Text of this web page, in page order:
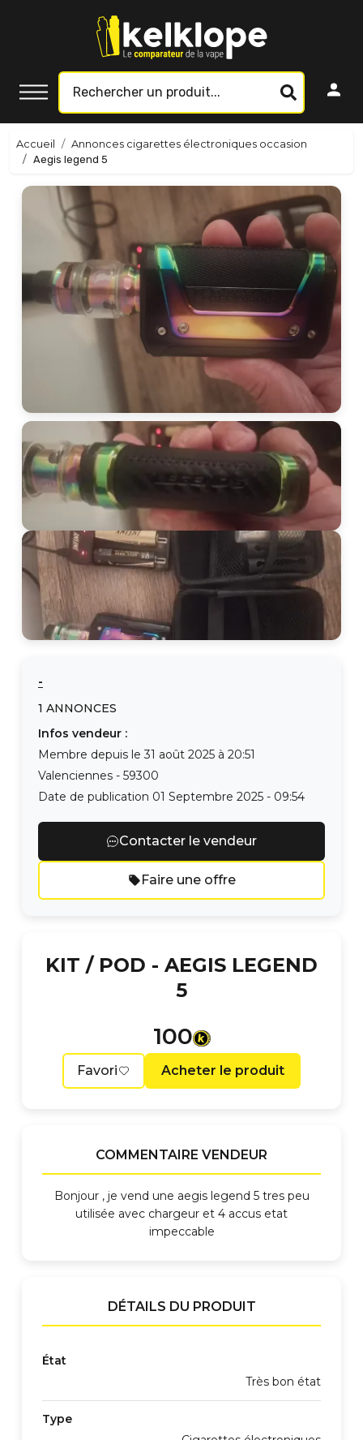
Accueil
Annonces cigarettes électroniques occasion
Aegis legend 5
-
1 ANNONCES
Infos vendeur :
Membre depuis le31 août 2025 à 20:51
Valenciennes - 59300
Date de publication 01 Septembre 2025 - 09:54
Contacter le vendeur
Faire une offre
KIT / POD - AEGIS LEGEND
5
100
Favori Acheter le produit
COMMENTAIRE VENDEUR
Bonjour , je vend une aegis legend 5 tres peu
utilisée avec chargeur et 4 accus etat
impeccable
DÉTAILS DU PRODUIT
État
Très bon état
Type